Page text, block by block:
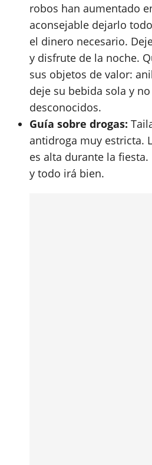
robos han aumentado
aconsejable dejarlo
el dinero necesario.
y disfrute de la noche.
sus objetos de valor:
deje su bebida sola y
desconocidos.
Guía sobre drogas:
antidroga muy estricta.
es alta durante la
y todo irá bien.